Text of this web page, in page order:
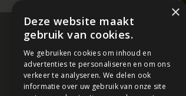
×
Deze website maakt
gebruik van cookies.
We gebruiken cookies om inhoud en
advertenties te personaliseren en om ons
verkeer te analyseren. We delen ook
informatie over uw gebruik van onze site